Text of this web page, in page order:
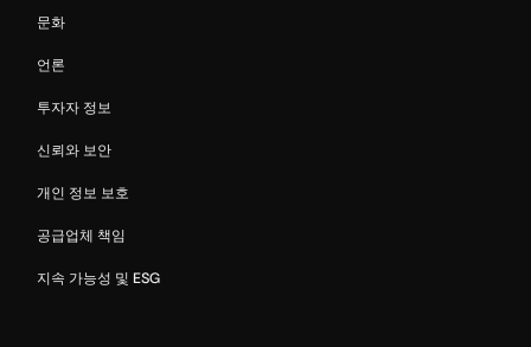
문화
언론
투자자 정보
신뢰와 보안
개인 정보 보호
공급업체 책임
지속 가능성 및 ESG